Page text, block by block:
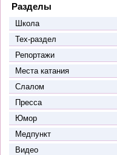
Разделы
Школа
Тех-раздел
Репортажи
Места катания
Слалом
Пресса
Юмор
Медпункт
Видео